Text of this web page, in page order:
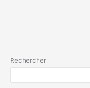
Rechercher